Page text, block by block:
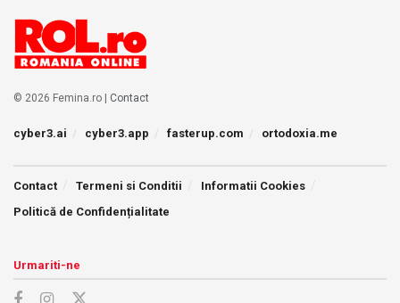
© 2026 Femina.ro | Contact
cyber3.ai cyber3.app fasterup.com ortodoxia.me
Contact Termeni si Conditii
Informatii Cookies
Politică de Confidențialitate
Urmariti-ne